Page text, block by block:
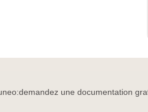
une documentation